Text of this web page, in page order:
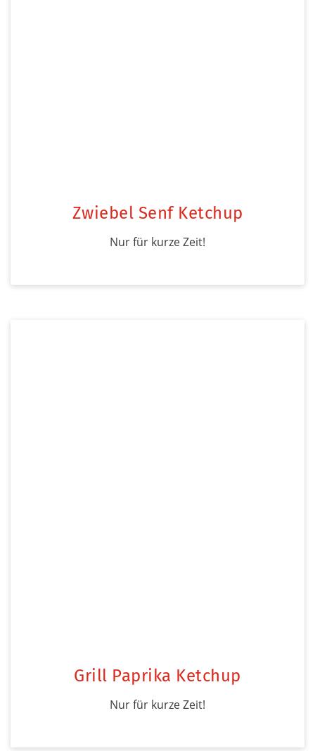
Zwiebel Senf Ketchup
Nur für kurze Zeit!
Grill Paprika Ketchup
Nur für kurze Zeit!